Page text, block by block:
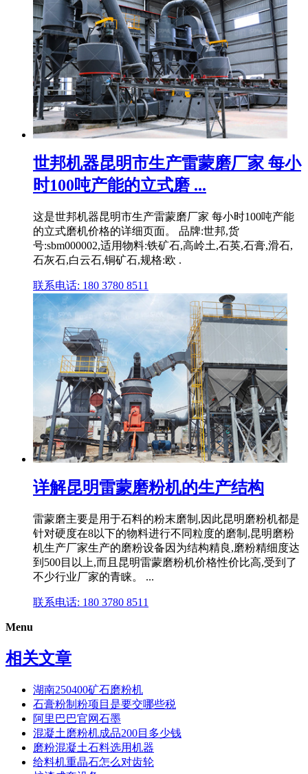
世邦机器昆明市生产雷蒙磨厂家 每小
时100吨产能的立式磨 ...
这是世邦机器昆明市生产雷蒙磨厂家 每小时100吨产能
的立式磨机价格的详细页面。 品牌:世邦,货
号:sbm000002,适用物料:铁矿石,高岭土,石英,石膏,滑石,
石灰石,白云石,铜矿石,规格:欧 .
联系电话: 180 3780 8511
详解昆明雷蒙磨粉机的生产结构
雷蒙磨主要是用于石料的粉末磨制,因此昆明磨粉机都是
针对硬度在8以下的物料进行不同粒度的磨制,昆明磨粉
机生产厂家生产的磨粉设备因为结构精良,磨粉精细度达
到500目以上,而且昆明雷蒙磨粉机价格性价比高,受到了
不少行业厂家的青睐。 ...
联系电话: 180 3780 8511
Menu
相关文章
湖南250400矿石磨粉机
石膏粉制粉项目是要交哪些税
阿里巴巴官网石墨
混凝土磨粉机成品200目多少钱
磨粉混凝土石料选用机器
给料机重晶石怎么对齿轮